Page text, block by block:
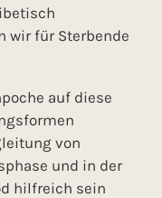
wir für Sterbende
auf diese
von
und in der
hilfreich sein